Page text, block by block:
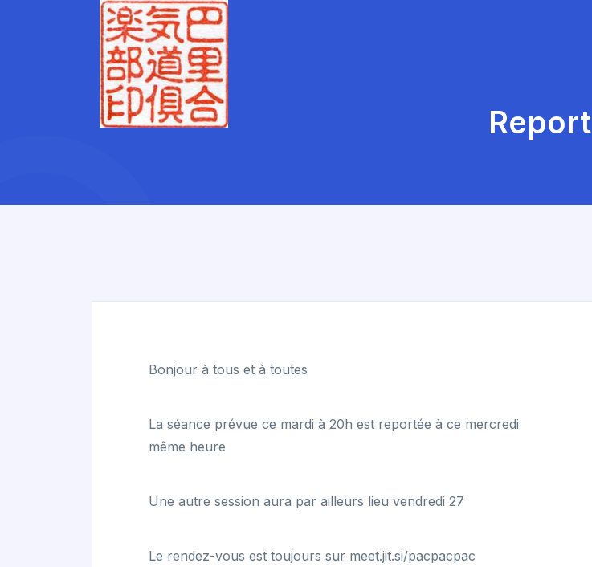
Report
Bonjour à tous et à toutes
La séance prévue ce mardi à 20h est reportée à ce mercredi
même heure
Une autre session aura par ailleurs lieu vendredi 27
Le rendez-vous est toujours sur meet.jit.si/pacpacpac